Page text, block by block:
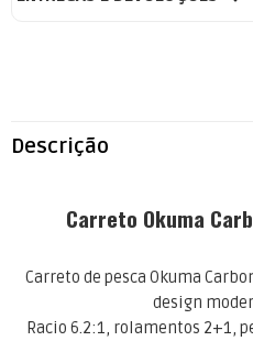
Descrição
Carreto Okuma
Carreto de pesca Okuma
design
Racio 6.2:1, rolamentos 2+1,